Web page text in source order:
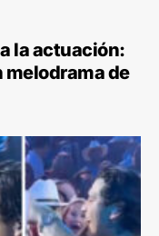
la actuación:
melodrama de